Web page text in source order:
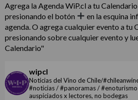
Agrega la Agenda WiP.cl a tu
presionando el botón
en la esquina
agenda. O agrega cualquier evento a tu
presionando sobre cualquier evento y
Calendario"
wipcl
Noticias del Vino de Chile/
#noticias / #panoramas /
auspiciados x lectores, no bodegas